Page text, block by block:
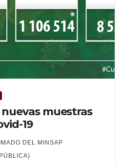
muestras
19
DEL MINSAP